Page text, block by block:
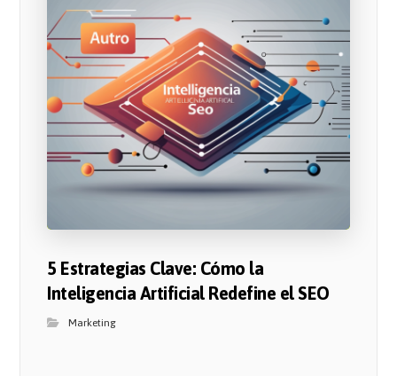
5 Estrategias Clave: Cómo la
Inteligencia Artificial Redefine el SEO
Marketing